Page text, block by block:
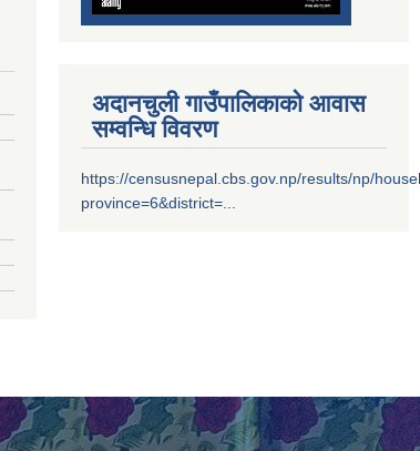
अदानचुली गाउँपालिकाको आवास
सम्वन्धि विवरण
https://censusnepal.cbs.gov.np/results/np/
province=6&district=...